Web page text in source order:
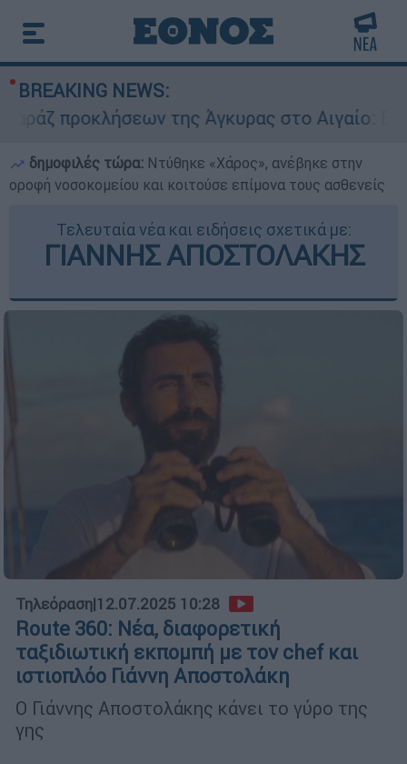
BREAKING NEWS:
της Άγκυρας στο Αιγαίο: Εικονική
δημοφιλές τώρα: Ντύθηκε «Χάρος», ανέβηκε στην
οροφή νοσοκομείου και κοιτούσε επίμονα τους ασθενείς
Τελευταία νέα και ειδήσεις σχετικά με:
ΓΙΑΝΝΗΣ ΑΠΟΣΤΟΛΑΚΗΣ
Τηλεόραση|12.07.2025 10:28
Route 360: Νέα, διαφορετική
ταξιδιωτική εκπομπή με τον chef και
ιστιοπλόο Γιάννη Αποστολάκη
Ο Γιάννης Αποστολάκης κάνει το γύρο της
γης